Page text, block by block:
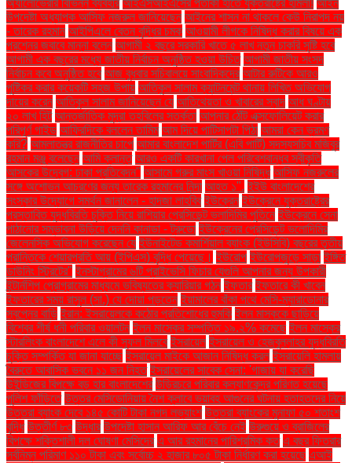
অ্যালোভেরার বিভিন্ন ব্যবহার আইএসআইএসের পতাকা হাতে যুক্তরাষ্ট্রে হামলা! আইন
উপদেষ্টা অধ্যাপক আসিফ নজরুল জানিয়েছেন আইনের শাসন না থাকলে কেউ নিরাপদ নয়
- তারেক রহমান আইপিএলে বেতন বৃদ্ধির চমক আওয়ামী লীগকে নিষিদ্ধ করার বিষয়ে এক
প্রশ্নের জবাবে মান্না বলেন আগামী ২ বছরে সরকারি খাতে ৫ লাখ নতুন চাকরি সৃষ্টি হবে
আগামী এক বছরের মধ্যে জাতীয় নির্বাচন অনুষ্ঠিত হওয়া উচিত আগামী জাতীয় সংসদ
নির্বাচন কবে অনুষ্ঠিত হবে আজ বুধবার সচিবালয়ে সাংবাদিকদের আটার রুটিকে আরও
পুষ্টিকর করার কয়েকটি সহজ উপায় আতিকুল সালাম ক্যান্টনমেন্ট থানায় লিখিত অভিযোগ
দায়ের করেন আতিকুল সালাম জানিয়েছেন যে আতিথেয়তা ও খাবারের স্বাদ আধ ঘণ্টায়
২০ লাখ হিট আন্তর্জাতিক মুদ্রা তহবিলের সতর্কতা আপনার ঠোঁট এক্সফোলিয়েট করার
পরিপূর্ণ গাইড আফ্রিদিকে বললেন তামিম আম দিয়ে পাটিসাপটা পিঠা আমরা কেন ভ্রমণ
করি? আমলাতন্ত্র রাজনীতির চাপে আমার বাংলাদেশ পার্টির (এবি পার্টি) সদস্যসচিব মজিবুর
রহমান মঞ্জু বলেছেন আমি ক্লান্ত আরও একটি কারখানা পেল পরিবেশবান্ধব স্বীকৃতি
আসকের উদ্বেগ: ঢাকা প্রতিবেদন" আসামে গরুর মাংস খাওয়া নিষিদ্ধ আসিফ নজরুলের
সঙ্গে অশোভন আচরণের জন্য তারেক রহমানের নিন্দা আহত ১". ইইউ বাংলাদেশের
সংস্কার উদ্যোগে সমর্থন জানালেন - হাদজা লাহবিব ইউক্রেন ইউক্রেনে যুক্তরাষ্ট্রের
প্রস্তাবিত যুদ্ধবিরতি চুক্তি নিয়ে রাশিয়ার প্রেসিডেন্ট ভ্লাদিমির পুতিনে ইউক্রেনে সেনা
পাঠানোর সম্ভাবনা উড়িয়ে দেননি কানাডা - ট্রুডো ইউক্রেনের প্রেসিডেন্ট ভলোদিমির
জেলেনস্কি অভিযোগ করেছেন যে ইউনাইটেড কমার্শিয়াল ব্যাংক (ইউসিবি) বছরের তৃতীয়
প্রান্তিকে শেয়ারপ্রতি আয় (ইপিএস) বৃদ্ধি পেয়েছে। ইউরোপ ইউরোপজুড়ে সাড়া ইঙ্গিত
ডাউনিং স্ট্রিটের" ইনস্টাগ্রামের ৬টি প্রাইভেসি ফিচার যেগুলি আপনার জন্য উপকারী
ইন্টার্নশিপ প্রোগ্রামের মাধ্যমে ভবিষ্যতের ক্যারিয়ার গঠন ইফতার ইফতারে কী খাবেন
ইফতারের সময় রাসুল (সা.) যে দোয়া পড়তেন ইয়ামালের বাঁকা পথে মেসি-ম্যারাডোনার
স্বপ্নের বাড়ি ইরান: ইসরায়েলকে কঠোর প্রতিশোধের হুমকি ইলন মাস্ককে ছাড়িয়ে
বিশ্বের শীর্ষ ধনী পরিবার ওয়ালটন ইলন মাস্কের সম্পত্তি ১৯.২% কমেছে ইলন মাস্কের
স্টারলিংক বাংলাদেশে এলে কী সুফল মিলবে ইসরায়েল ইসরায়েল ও হেজবুল্লাহর যুদ্ধবিরতি
চুক্তি সম্পর্কিত যা জানা যাচ্ছে ইসরায়েল মাইকে আজান নিষিদ্ধ করল ইসরায়েলি হামলায়
বৈরুতে আবাসিক ভবনে ১১ জন নিহত ইসরায়েলের সাবেক সেনা: 'গাজায় যা করেছি
উইন্ডিজের বিপক্ষে বড় হার বাংলাদেশের উড়িরচরে পরিবার কল্যাণকেন্দ্র পরিণত হয়েছে
পুলিশ ফাঁড়িতে উত্তর মেসিডোনিয়ায় নৈশ ক্লাবে ভয়াবহ আগুনের ঘটনায় হতাহতদের নিয়ে
উত্তরা ব্যাংক দেবে ১৪৫ কোটি টাকা নগদ লভ্যাংশ উত্তরা ব্যাংকের মুনাফা ৫০ শতাংশ
বৃদ্ধি উত্তীর্ণ ৮৩ উদ্ধার উপদেষ্টা হাসান আরিফ আর বেঁচে নেই উরুগুয়ে ও ব্রাজিলের
বিপক্ষে শক্তিশালী দল ঘোষণা মেসিদের এ আর রহমানের পারিশ্রমিক কত এ বছর ফিতরার
সর্বনিম্ন পরিমাণ ১১০ টাকা এবং সর্বোচ্চ ২ হাজার ৮০৫ টাকা নির্ধারণ করা হয়েছে এআই